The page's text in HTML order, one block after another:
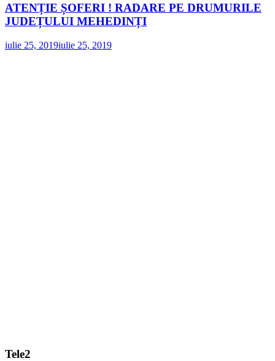
ATENȚIE ȘOFERI ! RADARE PE DRUMURILE
JUDEȚULUI MEHEDINȚI
iulie 25, 2019iulie 25, 2019
Tele2